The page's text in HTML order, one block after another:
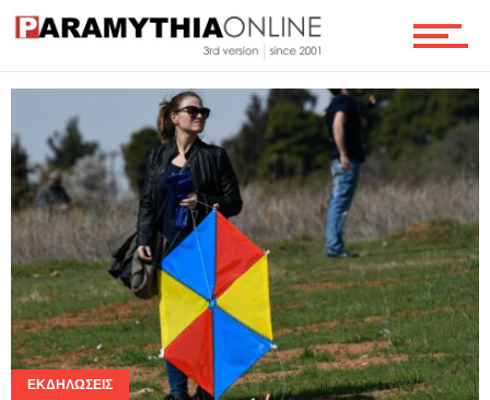
Ροή
Επικοινωνία
ΕΚΔΗΛΏΣΕΙΣ